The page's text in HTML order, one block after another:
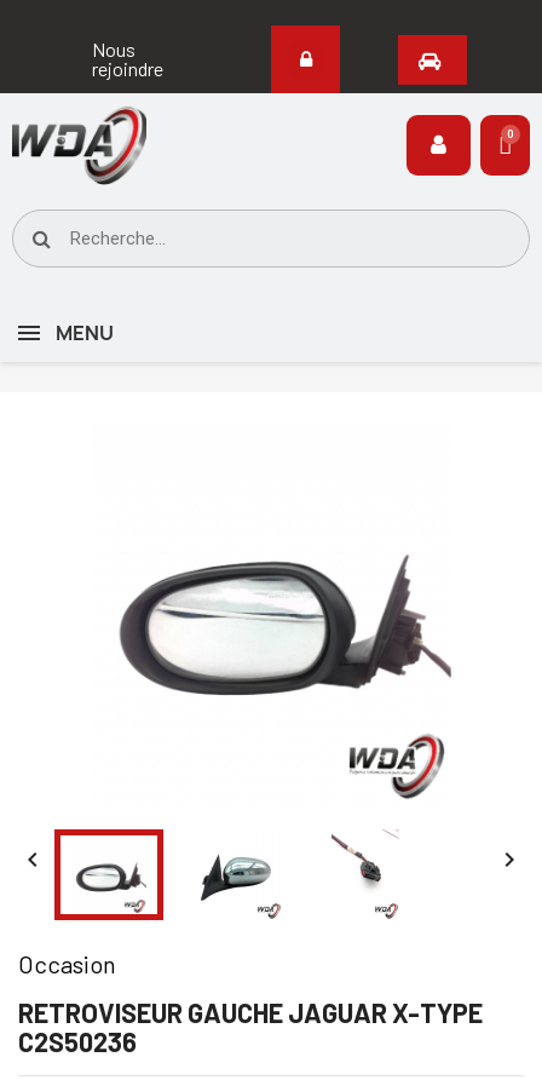
Nous
rejoindre
MENU
 
Occasion
RETROVISEUR GAUCHE JAGUAR X-TYPE
C2S50236